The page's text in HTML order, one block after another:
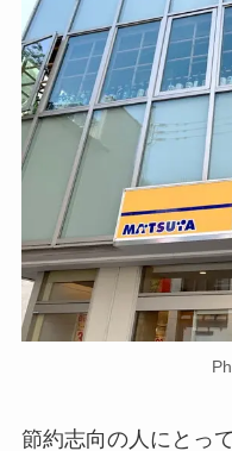
節約志向の人にとっ